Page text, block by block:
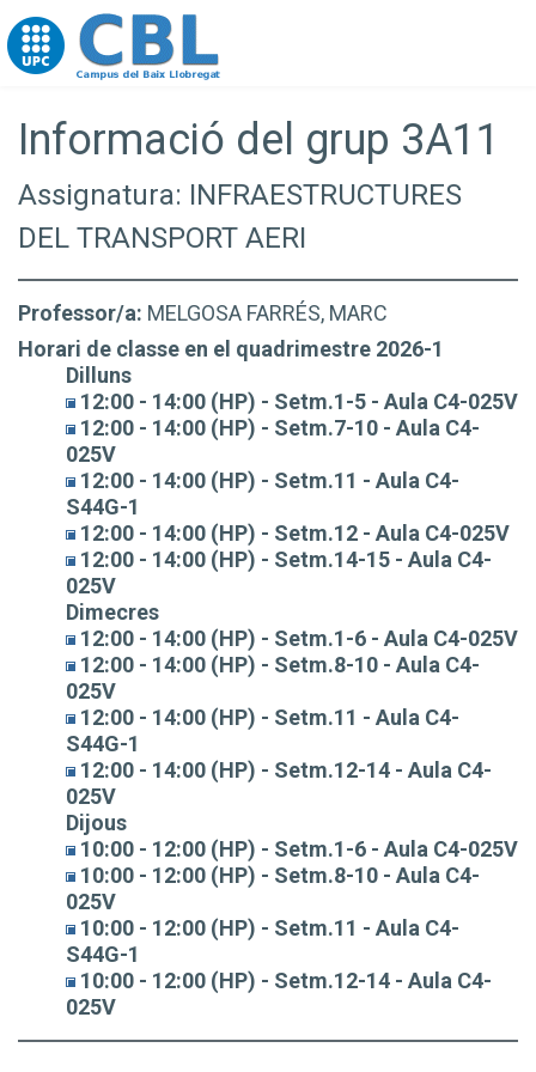
Go to upc.edu
Informació del grup 3A11
Assignatura: INFRAESTRUCTURES
DEL TRANSPORT AERI
Professor/a: MELGOSA FARRÉS, MARC
Horari de classe en el quadrimestre 2026-1
Dilluns
12:00 - 14:00 (HP) - Setm.1-5 - Aula C4-025V
12:00 - 14:00 (HP) - Setm.7-10 - Aula C4-
025V
12:00 - 14:00 (HP) - Setm.11 - Aula C4-
S44G-1
12:00 - 14:00 (HP) - Setm.12 - Aula C4-025V
12:00 - 14:00 (HP) - Setm.14-15 - Aula C4-
025V
Dimecres
12:00 - 14:00 (HP) - Setm.1-6 - Aula C4-025V
12:00 - 14:00 (HP) - Setm.8-10 - Aula C4-
025V
12:00 - 14:00 (HP) - Setm.11 - Aula C4-
S44G-1
12:00 - 14:00 (HP) - Setm.12-14 - Aula C4-
025V
Dijous
10:00 - 12:00 (HP) - Setm.1-6 - Aula C4-025V
10:00 - 12:00 (HP) - Setm.8-10 - Aula C4-
025V
10:00 - 12:00 (HP) - Setm.11 - Aula C4-
S44G-1
10:00 - 12:00 (HP) - Setm.12-14 - Aula C4-
025V